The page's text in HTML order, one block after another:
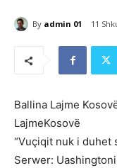
By admin 01 11
Ballina Lajme
LajmeKosovë
“Vuçiqit nuk i duhet
Serwer: